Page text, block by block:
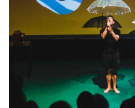
Voar Muito Perto do
Sara Garcia, Hugo
Xavier Nunes